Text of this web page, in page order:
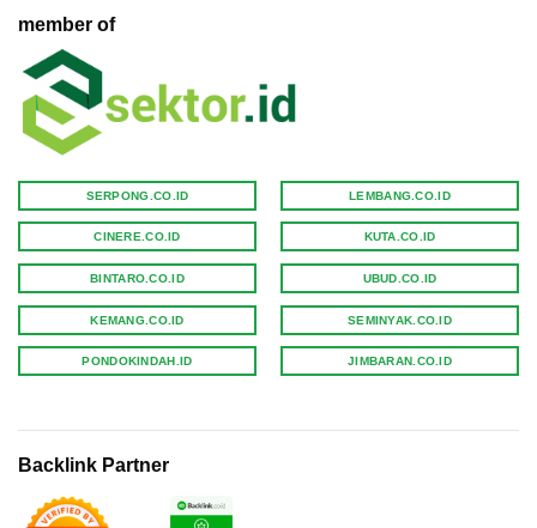
member of
SERPONG.CO.ID
CINERE.CO.ID
BINTARO.CO.ID
KEMANG.CO.ID
PONDOKINDAH.ID
LEMBANG.CO.ID
KUTA.CO.ID
UBUD.CO.ID
SEMINYAK.CO.ID
JIMBARAN.CO.ID
Backlink Partner